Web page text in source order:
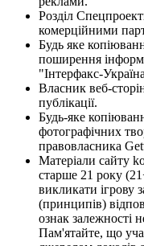
Розділ
комерційними
Будь яке
поширення
"Інтерфакс-
Власник веб-
публікації.
Будь-яке
фотографічних
правовласника
Матеріали сайту
старше 21 року
викликати ігрову
(принципів)
ознак залежності
Пам'ятайте, що